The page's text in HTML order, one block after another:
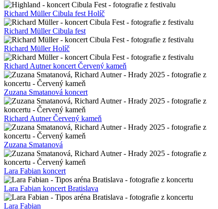
Richard Müller Cibula fest Holíč
Richard Müller Cibula fest
Richard Müller Holíč
Richard Autner koncert Červený kameň
Zuzana Smatanová koncert
Richard Autner Červený kameň
Zuzana Smatanová
Lara Fabian koncert
Lara Fabian koncert Bratislava
Lara Fabian